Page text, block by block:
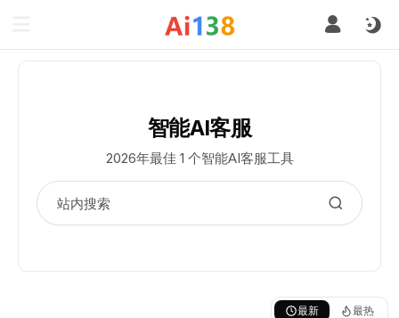
智能AI客服
2026年最佳 1 个智能AI客服工具
最新 最热